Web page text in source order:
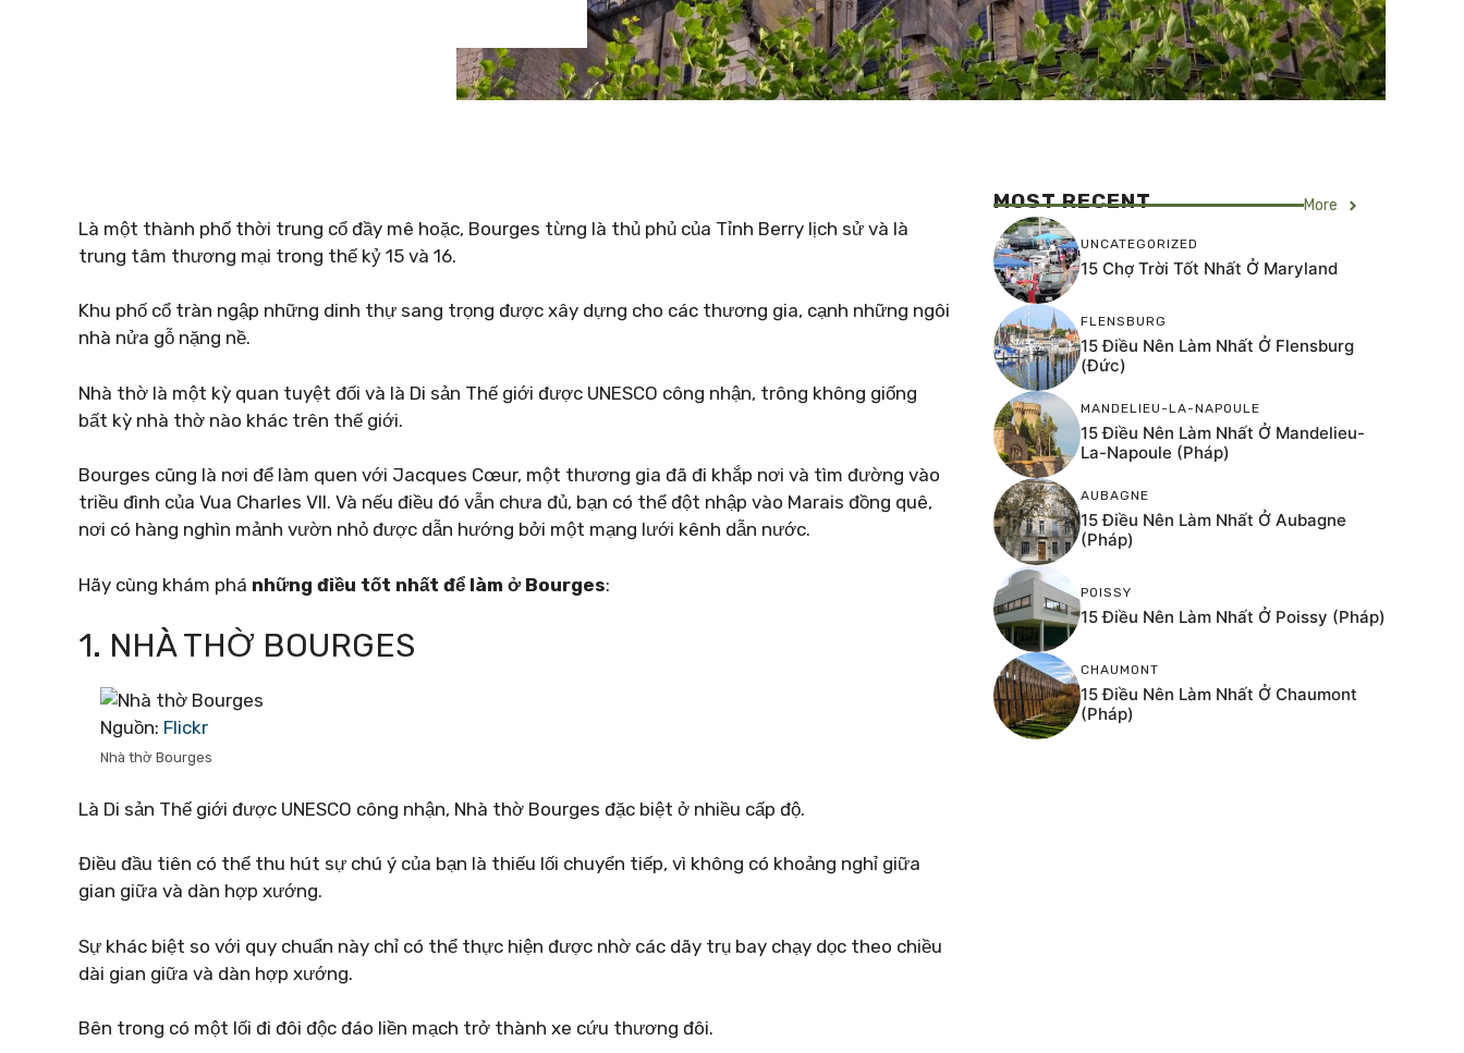
Là một thành phố thời trung cổ đầy mê hoặc, Bourges từng là thủ phủ của Tỉnh Berry lịch sử và là
trung tâm thương mại trong thế kỷ 15 và 16.
Khu phố cổ tràn ngập những dinh thự sang trọng được xây dựng cho các thương gia, cạnh những ngôi
nhà nửa gỗ nặng nề.
Nhà thờ là một kỳ quan tuyệt đối và là Di sản Thế giới được UNESCO công nhận, trông không giống
bất kỳ nhà thờ nào khác trên thế giới.
Bourges cũng là nơi để làm quen với Jacques Cœur, một thương gia đã đi khắp nơi và tìm đường vào
triều đình của Vua Charles VII. Và nếu điều đó vẫn chưa đủ, bạn có thể đột nhập vào Marais đồng quê,
nơi có hàng nghìn mảnh vườn nhỏ được dẫn hướng bởi một mạng lưới kênh dẫn nước.
Hãy cùng khám phá những điều tốt nhất để làm ở Bourges:
1. NHÀ THỜ BOURGES
Nguồn: Flickr
Nhà thờ Bourges
Là Di sản Thế giới được UNESCO công nhận, Nhà thờ Bourges đặc biệt ở nhiều cấp độ.
Điều đầu tiên có thể thu hút sự chú ý của bạn là thiếu lối chuyển tiếp, vì không có khoảng nghỉ giữa
gian giữa và dàn hợp xướng.
Sự khác biệt so với quy chuẩn này chỉ có thể thực hiện được nhờ các dãy trụ bay chạy dọc theo chiều
dài gian giữa và dàn hợp xướng.
Bên trong có một lối đi đôi độc đáo liền mạch trở thành xe cứu thương đôi.
MOST RECENT More
UNCATEGORIZED
15 Chợ Trời Tốt Nhất Ở Maryland
FLENSBURG
15 Điều Nên Làm Nhất Ở Flensburg
(Đức)
MANDELIEU-LA-NAPOULE
15 Điều Nên Làm Nhất Ở Mandelieu-
La-Napoule (Pháp)
AUBAGNE
15 Điều Nên Làm Nhất Ở Aubagne
(Pháp)
POISSY
15 Điều Nên Làm Nhất Ở Poissy (Pháp)
CHAUMONT
15 Điều Nên Làm Nhất Ở Chaumont
(Pháp)